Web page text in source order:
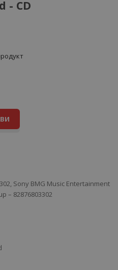
- CD
Sony BMG Music Entertainment
‎– 82876803302